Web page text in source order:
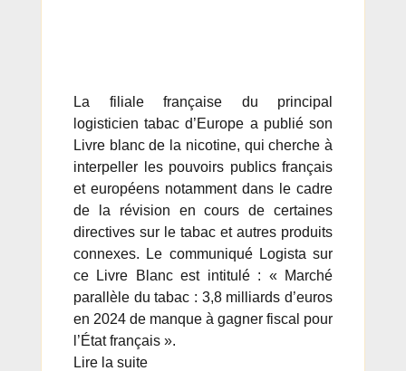
La filiale française du principal
logisticien tabac d’Europe a publié son
Livre blanc de la nicotine, qui cherche à
interpeller les pouvoirs publics français
et européens notamment dans le cadre
de la révision en cours de certaines
directives sur le tabac et autres produits
connexes. Le communiqué Logista sur
ce Livre Blanc est intitulé : « Marché
parallèle du tabac : 3,8 milliards d’euros
en 2024 de manque à gagner fiscal pour
l’État français ».
Lire la suite